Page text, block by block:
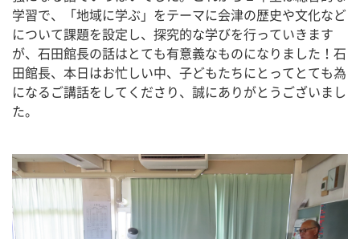
学習で、「地域に学ぶ」をテーマに会津の歴史や文化など
について課題を設定し、探究的な学びを行っていきます
が、石田館長の話はとても有意義なものになりました！石
田館長、本日はお忙しい中、子どもたちにとってとても為
になるご講話をしてくださり、誠にありがとうございまし
た。